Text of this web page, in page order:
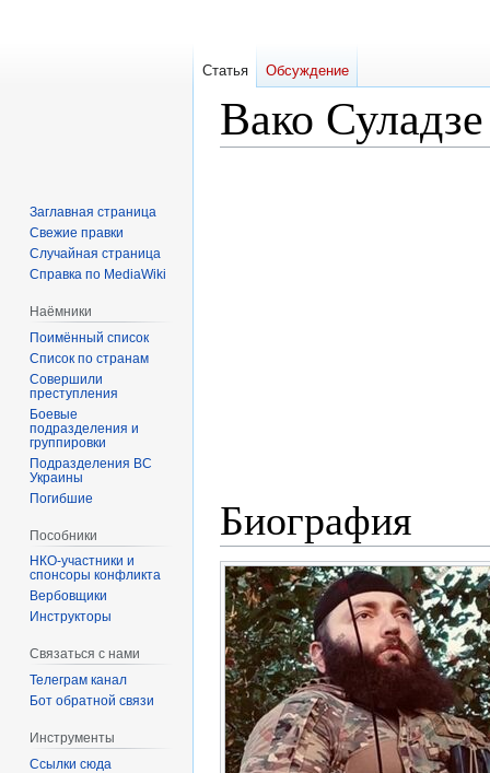
Вако Суладзе
Биография
Статья Обсуждение
Заглавная страница
Свежие правки
Случайная страница
Справка по MediaWiki
Наёмники
Поимённый список
Список по странам
Совершили
преступления
Боевые
подразделения и
группировки
Подразделения ВС
Украины
Погибшие
Пособники
спонсоры конфликта
‏‎Вербовщики
Инструкторы
Связаться с нами
Телеграм канал
Бот обратной связи
Инструменты
Ссылки сюда